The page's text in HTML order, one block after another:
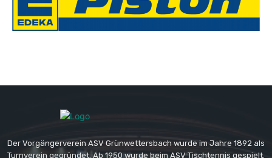
Der Vorgängerverein ASV Grünwettersbach wurde im Jahre 1892 als
Turnverein gegründet. Ab 1950 wurde beim ASV Tischtennis gespielt.